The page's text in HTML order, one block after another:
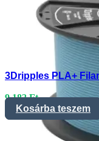
3Dripples PLA+
9.182Ft
Kosárba teszem